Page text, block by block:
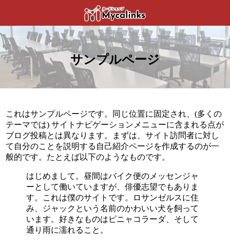
サンプルページ
これはサンプルページです。同じ位置に固定され、(多くの
テーマでは) サイトナビゲーションメニューに含まれる点が
ブログ投稿とは異なります。まずは、サイト訪問者に対し
て自分のことを説明する自己紹介ページを作成するのが一
般的です。たとえば以下のようなものです。
はじめまして。昼間はバイク便のメッセンジャ
ーとして働いていますが、俳優志望でもありま
す。これは僕のサイトです。ロサンゼルスに住
み、ジャックという名前のかわいい犬を飼って
います。好きなものはピニャコラーダ、そして
通り雨に濡れること。